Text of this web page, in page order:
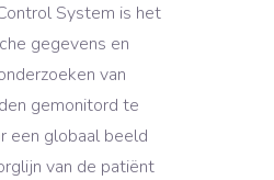
System is het
gegevens en
van
gemonitord te
een globaal beeld
van de patiënt